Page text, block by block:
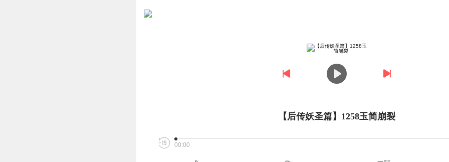
【后传妖圣篇】1258玉简崩裂
00:00